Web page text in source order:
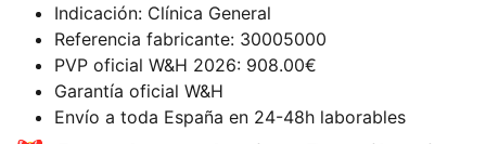
Indicación: Clínica General
Referencia fabricante: 30005000
PVP oficial W&H 2026: 908.00€
Garantía oficial W&H
Envío a toda España en 24-48h laborables